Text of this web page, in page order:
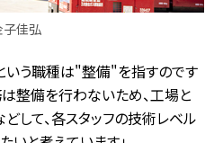
子佳弘
いう職種は"整備"を指すのです
整備を行わないため、工場と
して、各スタッフの技術レベル